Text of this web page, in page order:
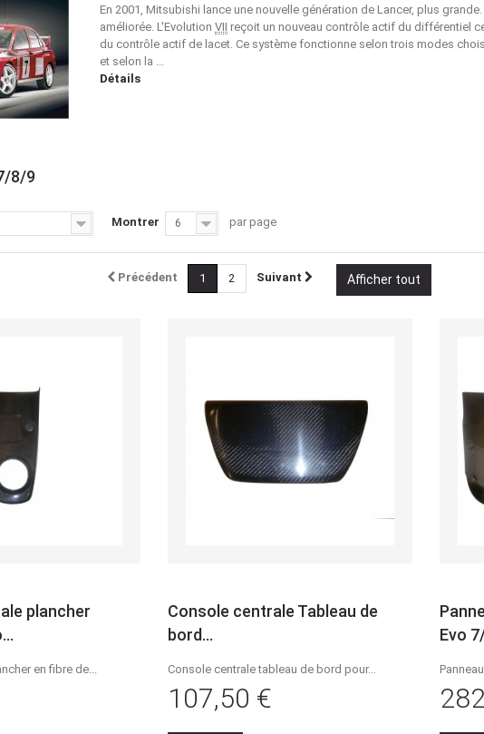
En 2001, Mitsubishi lance une nouvelle génération de Lancer, plus
améliorée. L'Evolution VII reçoit un nouveau contrôle actif du différentiel
du contrôle actif de lacet. Ce système fonctionne selon trois modes
et selon la ...
Détails
8/9
Montrer 6 par page
Afficher tout
Précédent 1 2 Suivant
plancher
en fibre de...
Console centrale Tableau de
bord...
Console centrale tableau de bord pour...
107,50 €
Evo